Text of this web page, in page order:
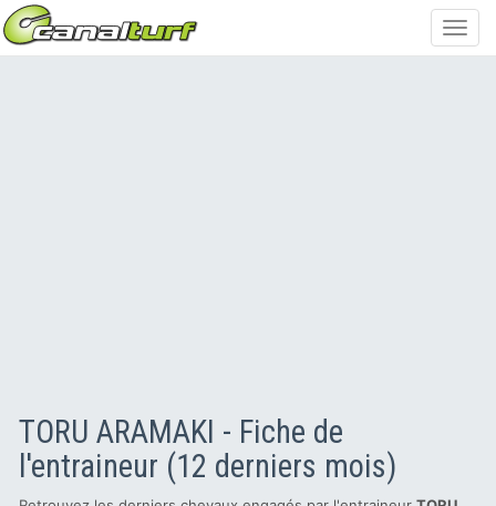
TORU ARAMAKI - Fiche de
l'entraineur (12 derniers mois)